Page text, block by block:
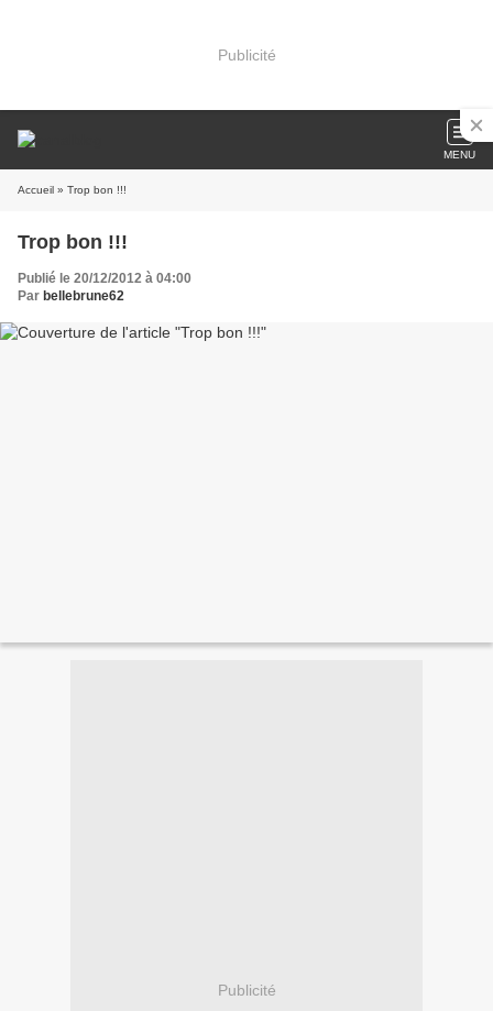
Publicité
MENU
Accueil » Trop bon !!!
Trop bon !!!
Publié le 20/12/2012 à 04:00
Par bellebrune62
Publicité